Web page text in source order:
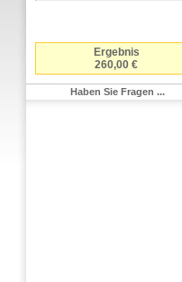
Ergebnis
260,00 €
Haben Sie Fragen ...